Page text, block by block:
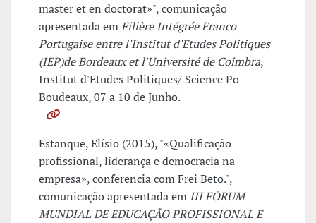
master et en doctorat»", comunicação
apresentada emFilière Intégrée Franco
Portugaise entre l'Institut d'Etudes Politiques
(IEP)de Bordeaux et l'Université de Coimbra,
Institut d'Etudes Politiques/ Science Po -
Boudeaux, 07 a 10 de Junho.
Estanque, Elísio (2015), "«Qualificação
profissional, liderança e democracia na
empresa», conferencia com Frei Beto.",
comunicação apresentada em III FÓRUM
MUNDIAL DE EDUCAÇÃO PROFISSIONAL E